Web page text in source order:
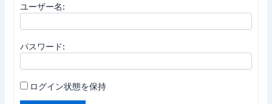
ユーザー名:
パスワード:
ログイン状態を保持